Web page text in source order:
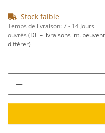
Stock faible
Temps de livraison:7 - 14 Jours
ouvrés (DE – livraisons int. peuvent
différer)